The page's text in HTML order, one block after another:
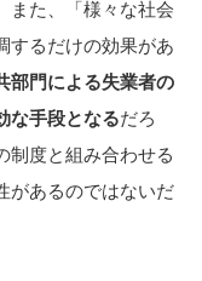
また、「様々な社会
するだけの効果があ
部門による失業者の
な手段となるだろ
制度と組み合わせる
があるのではないだ